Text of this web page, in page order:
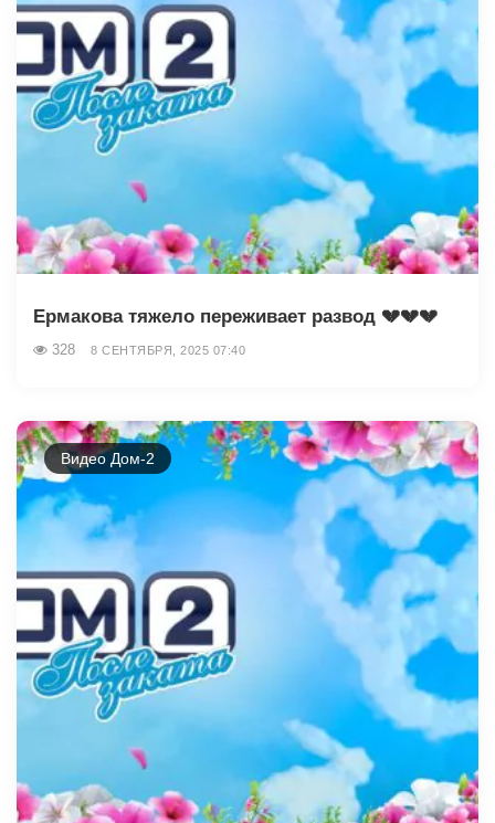
Ермакова тяжело переживает развод 💔💔💔
328 8 СЕНТЯБРЯ, 2025 07:40
Видео Дом-2